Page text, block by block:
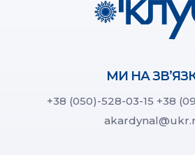
МИ НА
+38 (050)-528-03-15 +38